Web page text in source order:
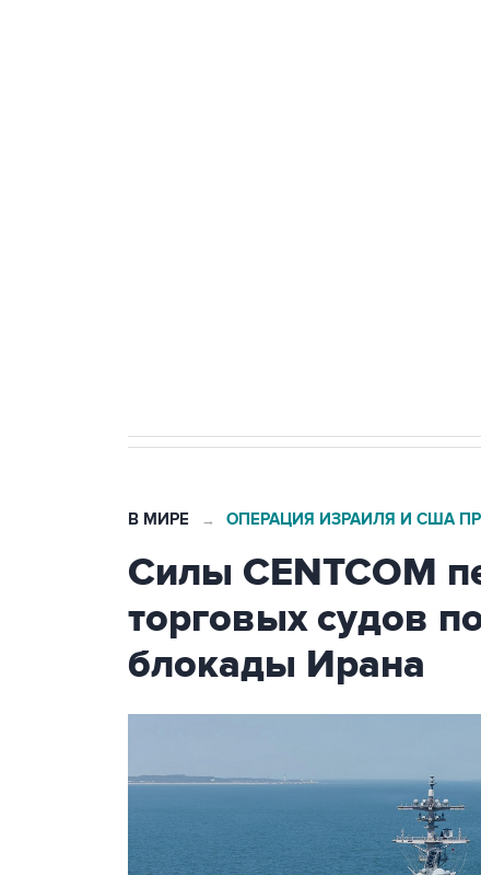
В МИРЕ → ОПЕРАЦИЯ ИЗРАИЛЯ И США
Силы CENTCOM
торговых судов
блокады Ирана